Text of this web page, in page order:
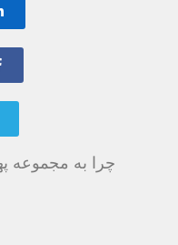
چرا به مجموعه